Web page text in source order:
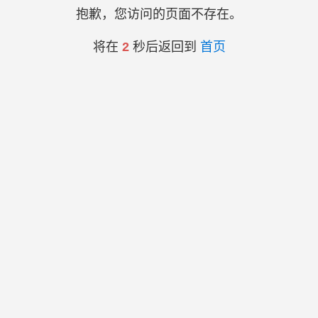
抱歉，您访问的页面不存在。
将在 2秒后返回到 首页